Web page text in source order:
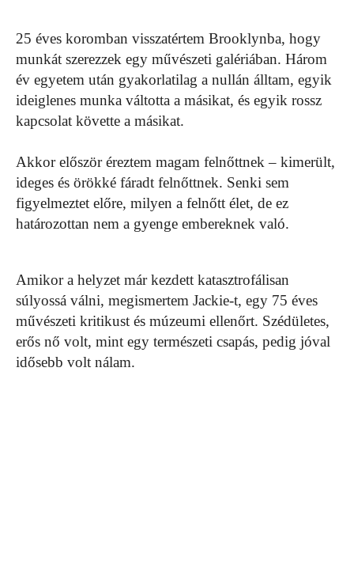
25 éves koromban visszatértem Brooklynba, hogy
munkát szerezzek egy művészeti galériában. Három
év egyetem után gyakorlatilag a nullán álltam, egyik
ideiglenes munka váltotta a másikat, és egyik rossz
kapcsolat követte a másikat.
Akkor először éreztem magam felnőttnek – kimerült,
ideges és örökké fáradt felnőttnek. Senki sem
figyelmeztet előre, milyen a felnőtt élet, de ez
határozottan nem a gyenge embereknek való.
Amikor a helyzet már kezdett katasztrofálisan
súlyossá válni, megismertem Jackie-t, egy 75 éves
művészeti kritikust és múzeumi ellenőrt. Szédületes,
erős nő volt, mint egy természeti csapás, pedig jóval
idősebb volt nálam.